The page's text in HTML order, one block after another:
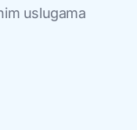
uslugama